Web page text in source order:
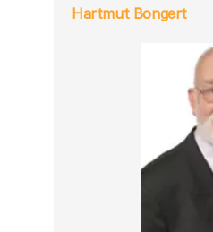
Hartmut Bongert